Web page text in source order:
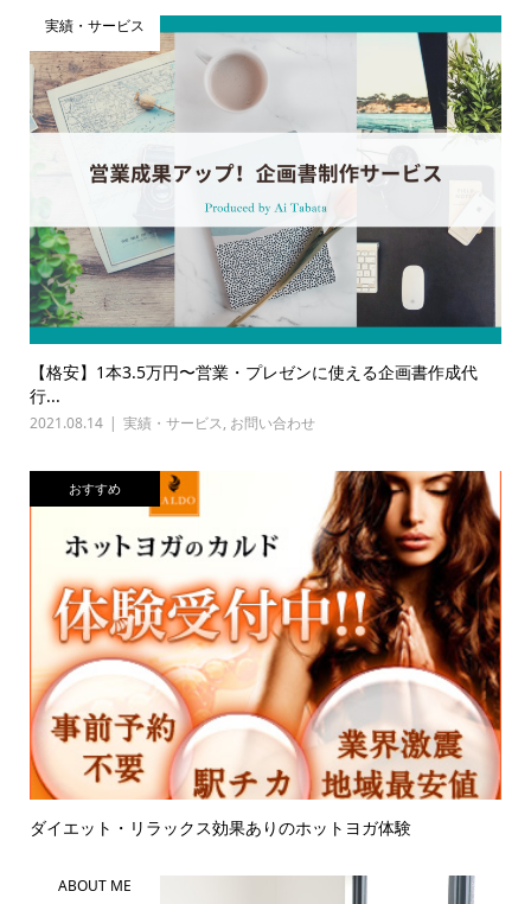
実績・サービス
【格安】1本3.5万円〜営業・プレゼンに使える企画書作成代
行...
2021.08.14 実績・サービス, お問い合わせ
おすすめ
ダイエット・リラックス効果ありのホットヨガ体験
ABOUT ME